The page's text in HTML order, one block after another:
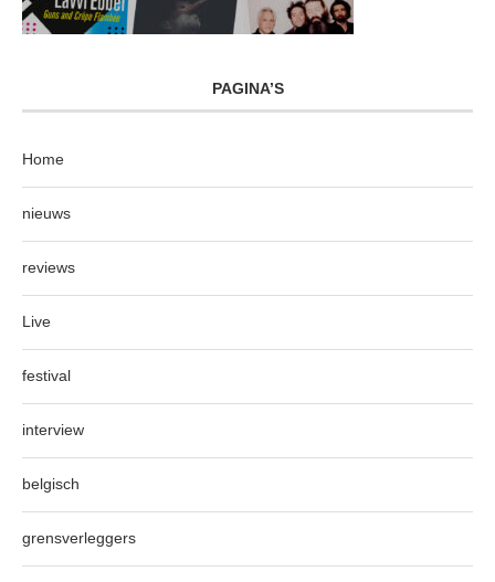
PAGINA’S
Home
nieuws
reviews
Live
festival
interview
belgisch
grensverleggers